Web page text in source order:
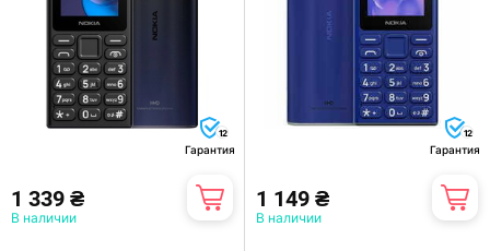
12
Гарантия
1 339 ₴
В наличии
12
Гарантия
1 149 ₴
В наличии